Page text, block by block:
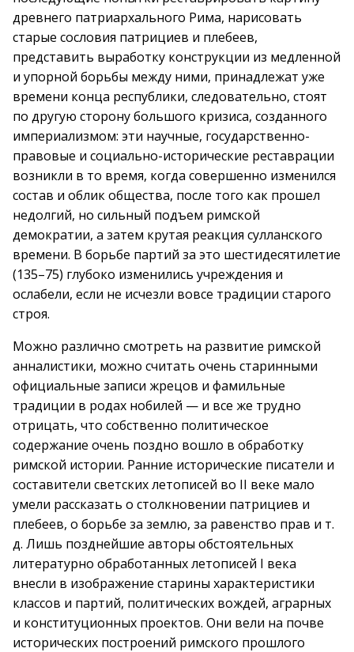
древнего патриархального Рима, нарисовать
старые сословия патрициев и плебеев,
представить выработку конструкции из медленной
и упорной борьбы между ними, принадлежат уже
времени конца республики, следовательно, стоят
по другую сторону большого кризиса, созданного
империализмом: эти научные, государственно-
правовые и социально-исторические реставрации
возникли в то время, когда совершенно изменился
состав и облик общества, после того как прошел
недолгий, но сильный подъем римской
демократии, а затем крутая реакция сулланского
времени. В борьбе партий за это шестидесятилетие
(135–75) глубоко изменились учреждения и
ослабели, если не исчезли вовсе традиции старого
строя.
Можно различно смотреть на развитие римской
анналистики, можно считать очень старинными
официальные записи жрецов и фамильные
традиции в родах нобилей — и все же трудно
отрицать, что собственно политическое
содержание очень поздно вошло в обработку
римской истории. Ранние исторические писатели и
составители светских летописей во II веке мало
умели рассказать о столкновении патрициев и
плебеев, о борьбе за землю, за равенство прав и т.
д. Лишь позднейшие авторы обстоятельных
литературно обработанных летописей I века
внесли в изображение старины характеристики
классов и партий, политических вождей, аграрных
и конституционных проектов. Они вели на почве
исторических построений римского прошлого